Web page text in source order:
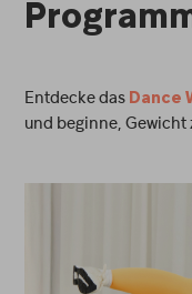
Entdecke das Dance
und beginne, Gewicht